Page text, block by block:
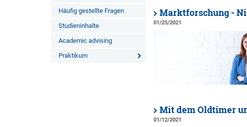
Häufig gestellte Fragen
Studieninhalte
Academic advising
Praktikum
Marktforschung -
01/25/2021
Mit dem Oldtimer
01/12/2021